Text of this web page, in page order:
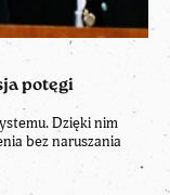
potęgi
Dzięki nim
bez naruszania